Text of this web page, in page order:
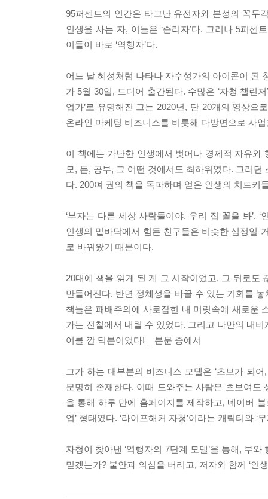
95퍼센트의 인간은 타고난 유전자와 본성의 꼭두
인생을 사는 자, 이들은 ‘순리자’다. 그러나 5퍼
이들이 바로 ‘역행자’다.
어느 날 혜성처럼 나타나 자수성가의 아이콘이 된
가 5월 30일, 드디어 출간된다. 수많은 ‘자청 챌린
업가’로 유명해진 그는 2020년, 단 20개의 영상
온라인 마케팅 비즈니스를 비롯해 다방면으로 사
이 책에는 가난한 인생에서 벗어나 경제적 자유
모, 돈, 공부, 그 어떤 것에서도 최하위였다. 그러던
다. 200여 권의 책을 독파하며 얻은 인생의 치트키
‘부자는 다른 세상 사람들이야. 우리 집 꼴을 봐’,
인생의 밑바닥에서 힘든 친구들은 비슷한 심정일
로 바꿔왔기 때문이다.
20대에 책을 읽게 된 게 그 시작이었고, 그 뒤로도
만들어진다. 반면 정체성을 바꿀 수 있는 기회를
책들은 패배주의에 사로잡힌 내 머릿속에 새로운
가는 전철에서 내릴 수 있었다. 그리고 나만의 내
어를 깐 덕분이었다! _ 본문 중에서
그가 하는 대부분의 비즈니스 모델은 ‘초보가 되
분명히 존재한다. 이때 도와주는 사람은 초보여
을 통해 하루 만에 홈페이지를 제작하고, 네이버
업’ 형태였다. ‘라이프해커 자청’이라는 캐릭터와
자청이 찾아낸 ‘역행자의 7단계 모델’을 통해, 부
믿겠는가? 불안과 의심을 버리고, 저자와 함께 ‘인